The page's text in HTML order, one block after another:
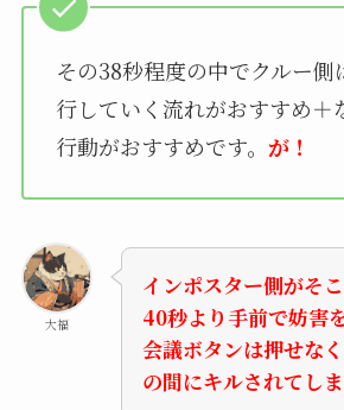
その38秒程度の中でクルー側
行していく流れがおすすめ＋
行動がおすすめです。 が！
大福
インポスター側がそ
40秒より手前で妨害
会議ボタンは押せな
の間にキルされてし